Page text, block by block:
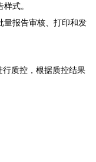
式。
量报告审核、打印和发
行质控，根据质控结果